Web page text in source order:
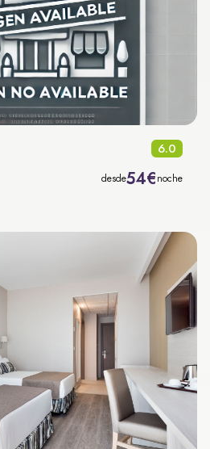
6.0
desde54€noche